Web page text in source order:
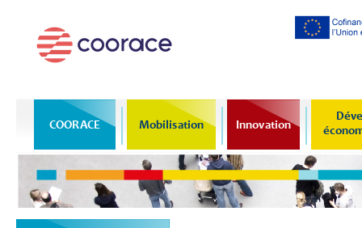
COORACE Mobilisation Innovation